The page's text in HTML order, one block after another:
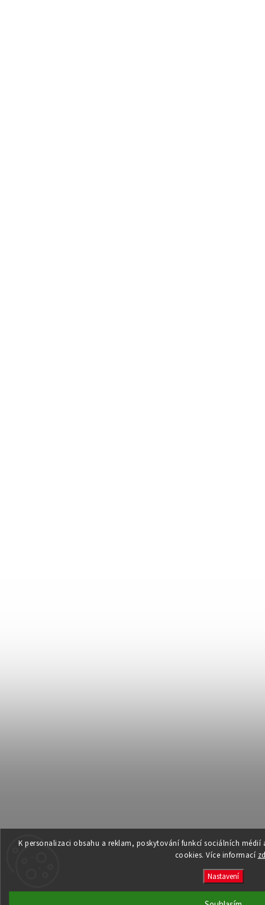
K personalizaci obsahu a reklam, poskytování funkcí sociálních
cookies. Více informací
Nastavení